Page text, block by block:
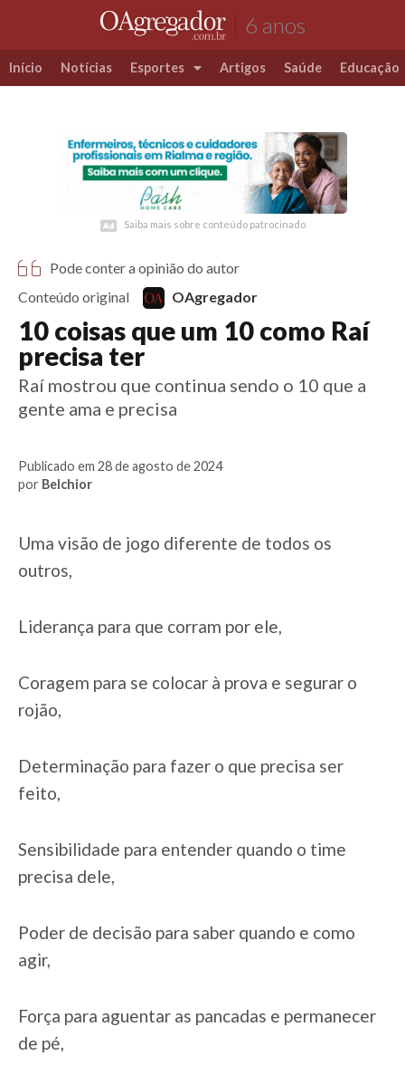
6 anos
Início Notícias Esportes Artigos Saúde Educação
Saiba mais sobre conteúdo patrocinado
Saiba mais sobre conteúdo patrocinado
Pode conter a opinião do autor
Conteúdo original
OAgregador
10 coisas que um 10 como Raí
precisa ter
Raí mostrou que continua sendo o 10 que a
gente ama e precisa
Publicado em 28 de agosto de 2024
por Belchior
Uma visão de jogo diferente de todos os
outros,
Liderança para que corram por ele,
Coragem para se colocar à prova e segurar o
rojão,
Determinação para fazer o que precisa ser
feito,
Sensibilidade para entender quando o time
precisa dele,
Poder de decisão para saber quando e como
agir,
Força para aguentar as pancadas e permanecer
de pé,